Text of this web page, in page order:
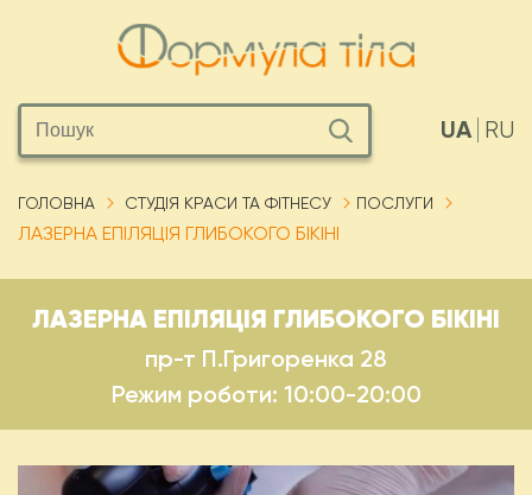
RU
UA
ГОЛОВНА СТУДІЯ КРАСИ ТА ФІТНЕСУ ПОСЛУГИ
ЛАЗЕРНА ЕПІЛЯЦІЯ ГЛИБОКОГО БІКІНІ
ЛАЗЕРНА ЕПІЛЯЦІЯ ГЛИБОКОГО БІКІНІ
пр-т П.Григоренка 28
Режим роботи: 10:00-20:00